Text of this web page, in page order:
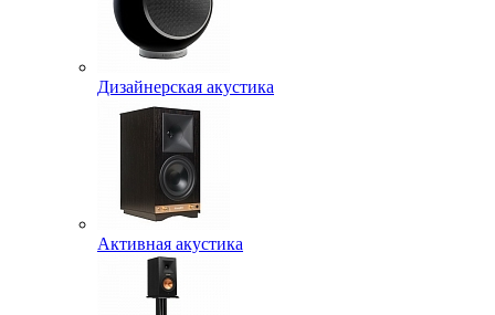
Дизайнерская акустика
Активная акустика